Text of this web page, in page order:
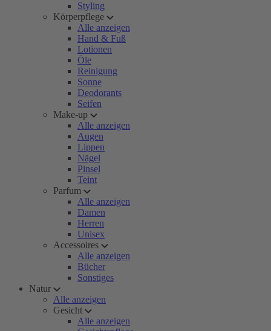
Styling
Körperpflege
Alle anzeigen
Hand & Fuß
Lotionen
Öle
Reinigung
Sonne
Deodorants
Seifen
Make-up
Alle anzeigen
Augen
Lippen
Nägel
Pinsel
Teint
Parfum
Alle anzeigen
Damen
Herren
Unisex
Accessoires
Alle anzeigen
Bücher
Sonstiges
Natur
Alle anzeigen
Gesicht
Alle anzeigen